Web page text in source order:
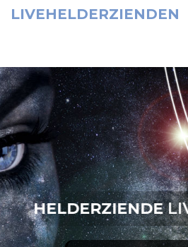
LIVEHELDERZIENDEN
HELDERZIENDE